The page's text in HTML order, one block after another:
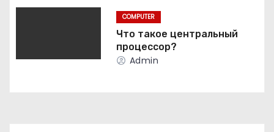
COMPUTER
Что такое центральный
процессор?
Admin